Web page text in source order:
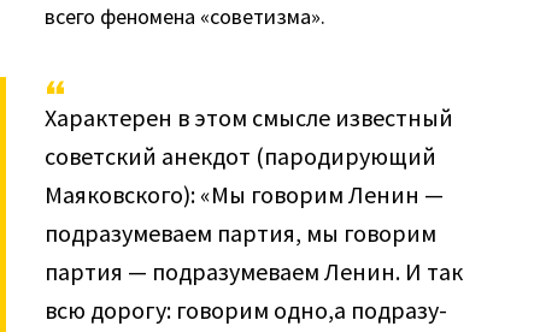
всего феномена «советизма».
Характерен в этом смысле известный
советский анекдот (пародирующий
Маяковского): «Мы говорим Ленин —
подразумеваем партия, мы говорим
партия — подразумеваем Ленин. И так
всю дорогу: говорим одно,а подразу­